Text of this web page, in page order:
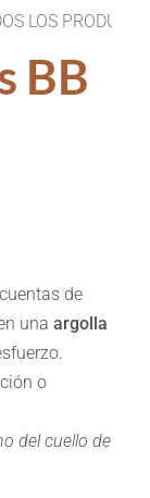
LOS
BB
de
una argolla
o
del cuello de